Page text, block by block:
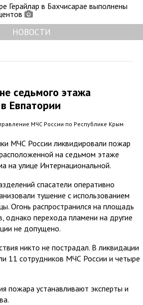
Герайлар в Бахчисарае выполнены
НОВОСТИ
седьмого этажа
Евпатории
МЧС России по Республике Крым
МЧС России ликвидировали пожар
на седьмом этаже
на улице Интернациональной.
спасатели оперативно
тушение с использованием
Огонь распространился на площадь
однако перехода пламени на другие
не допущено.
никто не пострадал. В ликвидации
11 сотрудников МЧС России и четыре
пожара устанавливают эксперты и